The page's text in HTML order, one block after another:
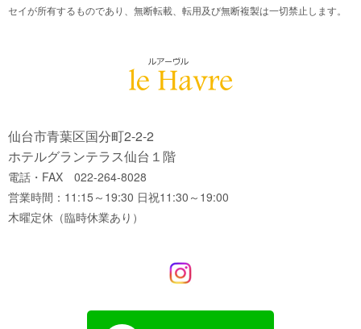
セイが所有するものであり、無断転載、転用及び無断複製は一切禁止します。
仙台市青葉区国分町2-2-2
ホテルグランテラス仙台１階
電話・FAX 022-264-8028
営業時間：11:15～19:30 日祝11:30～19:00
木曜定休（臨時休業あり）